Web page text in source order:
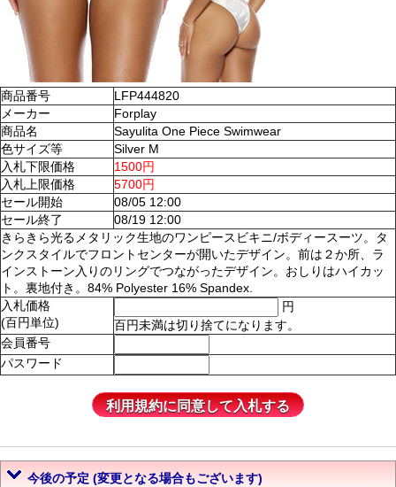
商品番号
LFP444820
メーカー
Forplay
商品名
Sayulita One Piece Swimwear
色サイズ等
Silver M
入札下限価格
1500円
入札上限価格
5700円
セール開始
08/05 12:00
セール終了
08/19 12:00
きらきら光るメタリック生地のワンピースビキニ/ボディースーツ。タ
ンクスタイルでフロントセンターが開いたデザイン。前は２か所、ラ
インストーン入りのリングでつながったデザイン。おしりはハイカッ
ト。裏地付き。84% Polyester 16% Spandex.
入札価格
(百円単位)
円
百円未満は切り捨てになります。
会員番号
パスワード
今後の予定 (変更となる場合もございます)